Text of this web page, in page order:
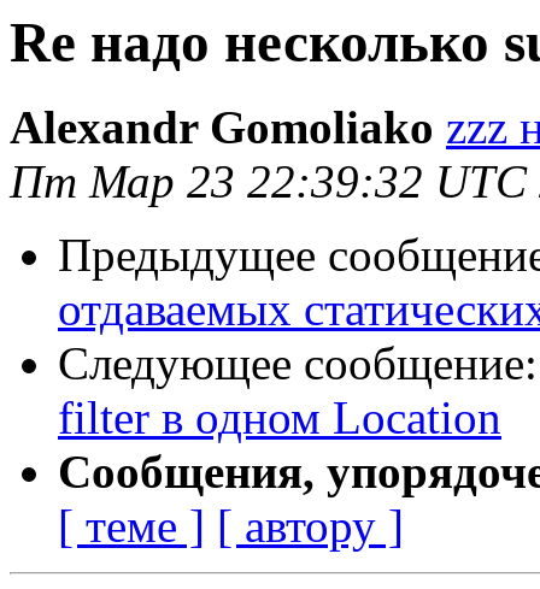
Re надо несколько
Alexandr Gomoliako zzz
Пт Мар 23 22:39:32 UTC
Предыдущее
отдаваемых
Следующее
filter в одном Location
Сообщения,
[ теме ] [ автору ]